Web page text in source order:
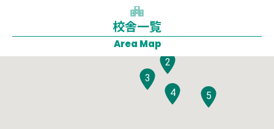
校舎一覧
Area Map
1
2
3
4
5